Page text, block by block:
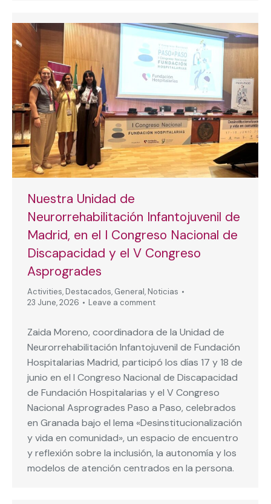
Nuestra Unidad de
Neurorrehabilitación Infantojuvenil de
Madrid, en el I Congreso Nacional de
Discapacidad y el V Congreso
Asprogrades
Activities, Destacados, General, Noticias
23 June, 2026
Leave a comment
Zaida Moreno, coordinadora de la Unidad de
Neurorrehabilitación Infantojuvenil de Fundación
Hospitalarias Madrid, participó los días 17 y 18 de
junio en el I Congreso Nacional de Discapacidad
de Fundación Hospitalarias y el V Congreso
Nacional Asprogrades Paso a Paso, celebrados
en Granada bajo el lema «Desinstitucionalización
y vida en comunidad», un espacio de encuentro
y reflexión sobre la inclusión, la autonomía y los
modelos de atención centrados en la persona.